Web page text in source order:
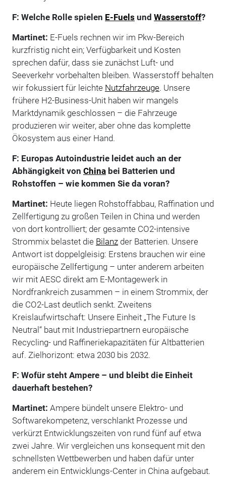
F: Welche Rolle spielen E-Fuels und Wasserstoff?
Martinet: E-Fuels rechnen wir im Pkw-Bereich
kurzfristig nicht ein; Verfügbarkeit und Kosten
sprechen dafür, dass sie zunächst Luft- und
Seeverkehr vorbehalten bleiben. Wasserstoff behalten
wir fokussiert für leichte Nutzfahrzeuge. Unsere
frühere H2-Business-Unit haben wir mangels
Marktdynamik geschlossen – die Fahrzeuge
produzieren wir weiter, aber ohne das komplette
Ökosystem aus einer Hand.
F: Europas Autoindustrie leidet auch an der
Abhängigkeit von Chinabei Batterien und
Rohstoffen – wie kommen Sie da voran?
Martinet: Heute liegen Rohstoffabbau, Raffination und
Zellfertigung zu großen Teilen in China und werden
von dort kontrolliert; der gesamte CO2-intensive
Strommix belastet die Bilanzder Batterien. Unsere
Antwort ist doppelgleisig: Erstens brauchen wir eine
europäische Zellfertigung – unter anderem arbeiten
wir mit AESC direkt am E-Montagewerk in
Nordfrankreich zusammen – in einem Strommix, der
die CO2-Last deutlich senkt. Zweitens
Kreislaufwirtschaft: Unsere Einheit „The Future Is
Neutral“ baut mit Industriepartnern europäische
Recycling- und Raffineriekapazitäten für Altbatterien
auf. Zielhorizont: etwa 2030 bis 2032.
F: Wofür steht Ampere – und bleibt die Einheit
dauerhaft bestehen?
Martinet: Ampere bündelt unsere Elektro- und
Softwarekompetenz, verschlankt Prozesse und
verkürzt Entwicklungszeiten von rund fünf auf etwa
zwei Jahre. Wir vergleichen uns konsequent mit den
schnellsten Wettbewerben und haben dafür unter
anderem ein Entwicklungs-Center in China aufgebaut.